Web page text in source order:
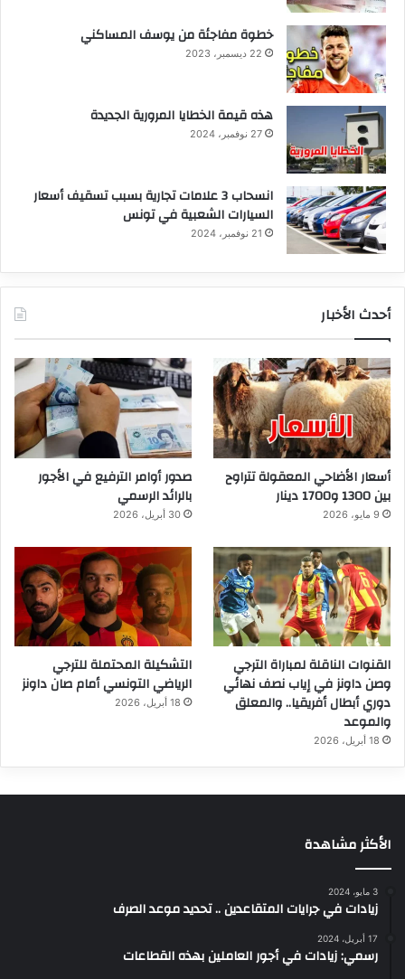
خطوة مفاجئة من يوسف المساكني
22 ديسمبر، 2023
هذه قيمة الخطايا المرورية الجديدة
27 نوفمبر، 2024
انسحاب 3 علامات تجارية بسبب تسقيف أسعار
السيارات الشعبية في تونس
21 نوفمبر، 2024
أحدث الأخبار
أسعار الأضاحي المعقولة تتراوح
بين 1300 و1700 دينار
9 مايو، 2026
صدور أوامر الترفيع في الأجور
بالرائد الرسمي
30 أبريل، 2026
القنوات الناقلة لمباراة الترجي
وصن داونز في إياب نصف نهائي
دوري أبطال أفريقيا.. والمعلق
والموعد
18 أبريل، 2026
التشكيلة المحتملة للترجي
الرياضي التونسي أمام صان داونز
18 أبريل، 2026
الأكثر مشاهدة
3 مايو، 2024
زيادات في جرايات المتقاعدين .. تحديد موعد الصرف
17 أبريل، 2024
رسمي: زيادات في أجور العاملين بهذه القطاعات